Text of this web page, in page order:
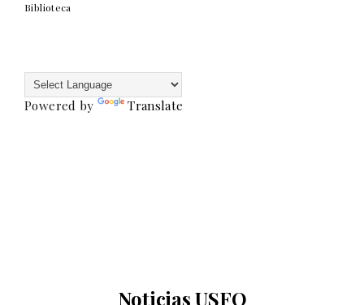
Biblioteca
Powered by Translate
Noticias USFQ